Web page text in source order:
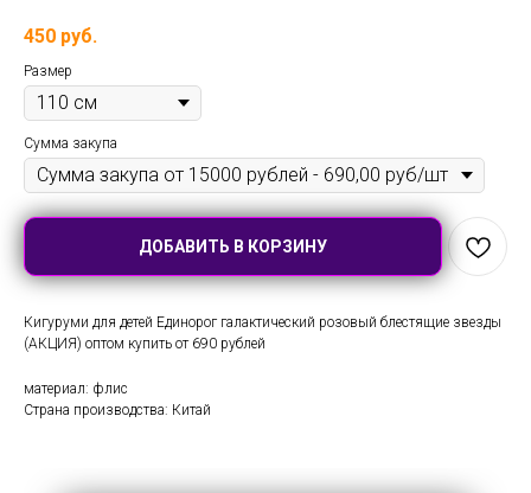
450 руб.
Размер
Сумма закупа
ДОБАВИТЬ В КОРЗИНУ
Кигуруми для детей Единорог галактический розовый блестящие звезды
(АКЦИЯ) оптом купить от 690 рублей
материал: флис
Страна производства: Китай